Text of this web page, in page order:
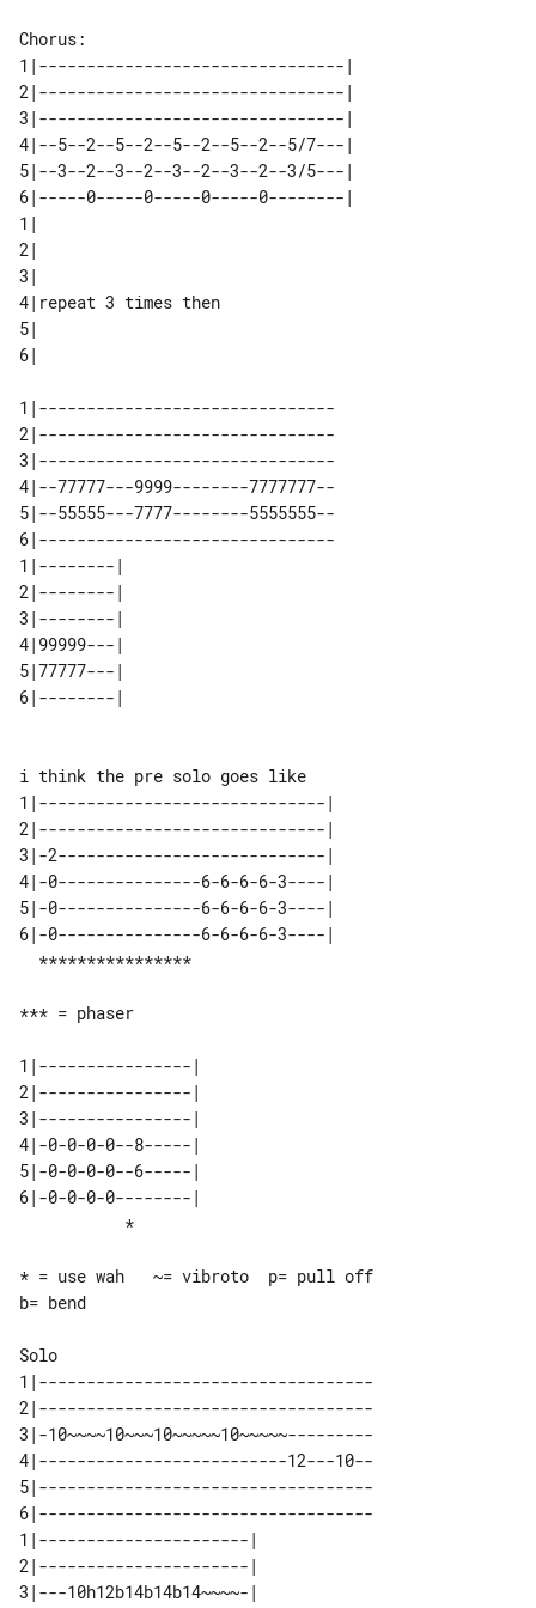
1|--------------------------------|
2|--------------------------------|
3|--------------------------------|
4|--5--2--5--2--5--2--5--2--5/7---|
5|--3--2--3--2--3--2--3--2--3/5---|
6|-----0-----0-----0-----0--------|
1|
2|
3|
4|repeat 3 times then
5|
1|-------------------------------
2|-------------------------------
3|-------------------------------
4|--77777---9999--------7777777--
5|--55555---7777--------5555555--
6|-------------------------------
1|--------|
2|--------|
3|--------|
4|99999---|
5|77777---|
1|------------------------------|
2|------------------------------|
3|-2----------------------------|
4|-0---------------6-6-6-6-3----|
5|-0---------------6-6-6-6-3----|
6|-0---------------6-6-6-6-3----|
*** = phaser
1|----------------|
2|----------------|
3|----------------|
4|-0-0-0-0--8-----|
5|-0-0-0-0--6-----|
6|-0-0-0-0--------|
* = use wah   ~= vibroto  p= pull off
b= bend
1|-----------------------------------
2|-----------------------------------
3|-10~~~~10~~~10~~~~~10~~~~~---------
4|--------------------------12---10--
5|-----------------------------------
6|-----------------------------------
1|----------------------|
2|----------------------|
3|---10h12b14b14b14~~~~-|